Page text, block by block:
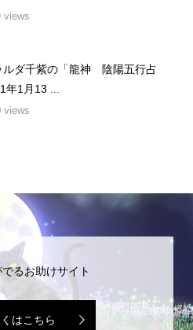
views
ルダ千紫の「龍神 陰陽五行占
年1月13 ...
views
るお助けサイト
はこちら